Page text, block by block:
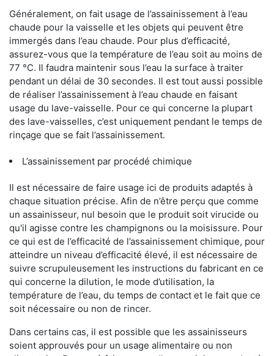
Généralement, on fait usage de l’assainissement à l’eau
chaude pour la vaisselle et les objets qui peuvent être
immergés dans l’eau chaude. Pour plus d’efficacité,
assurez-vous que la température de l’eau soit au moins de
77 °C. Il faudra maintenir sous l’eau la surface à traiter
pendant un délai de 30 secondes. Il est tout aussi possible
de réaliser l’assainissement à l’eau chaude en faisant
usage du lave-vaisselle. Pour ce qui concerne la plupart
des lave-vaisselles, c’est uniquement pendant le temps de
rinçage que se fait l’assainissement.
L’assainissement par procédé chimique
Il est nécessaire de faire usage ici de produits adaptés à
chaque situation précise. Afin de n’être perçu que comme
un assainisseur, nul besoin que le produit soit virucide ou
qu'il agisse contre les champignons ou la moisissure. Pour
ce qui est de l’efficacité de l’assainissement chimique, pour
atteindre un niveau d’efficacité élevé, il est nécessaire de
suivre scrupuleusement les instructions du fabricant en ce
qui concerne la dilution, le mode d’utilisation, la
température de l’eau, du temps de contact et le fait que ce
soit nécessaire ou non de rincer.
Dans certains cas, il est possible que les assainisseurs
soient approuvés pour un usage alimentaire ou non